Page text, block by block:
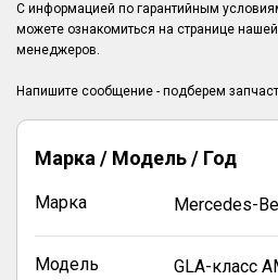
С информацией по гарантийным
можете ознакомиться на странице
менеджеров.
Марка / Модель / Год
Марка Mercedes-
Модель GLA-класс